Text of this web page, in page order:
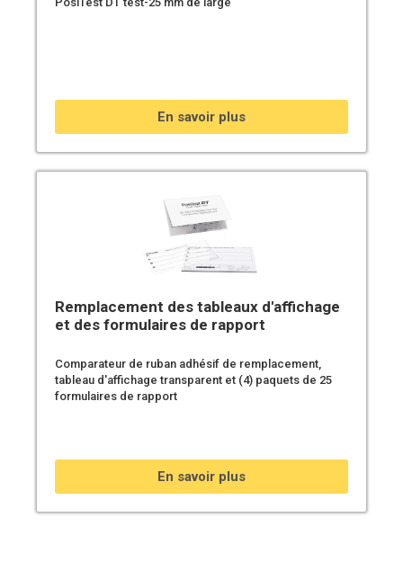
En savoir plus
Remplacement des tableaux d'affichage
et des formulaires de rapport
Comparateur de ruban adhésif de remplacement,
tableau d'affichage transparent et (4) paquets de 25
formulaires de rapport
En savoir plus